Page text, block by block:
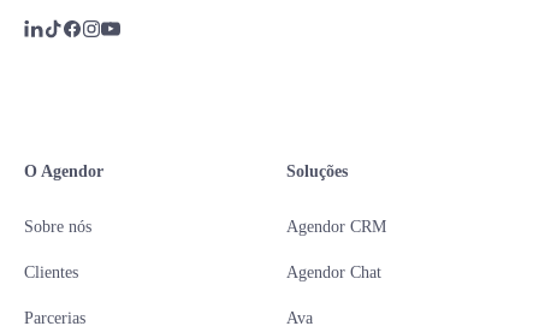
O Agendor
Sobre nós
Clientes
Parcerias
Soluções
Agendor CRM
Agendor Chat
Ava